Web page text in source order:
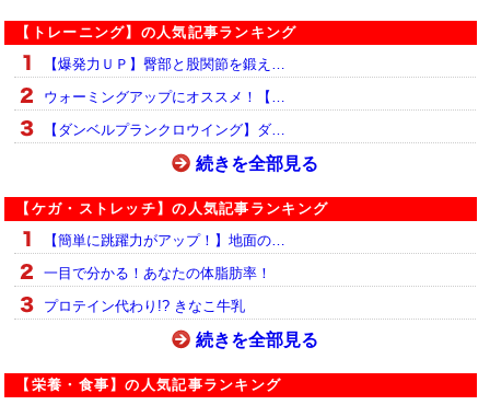
【トレーニング】の人気記事ランキング
【爆発力ＵＰ】臀部と股関節を鍛え…
ウォーミングアップにオススメ！【…
【ダンベルプランクロウイング】ダ…
続きを全部見る
【ケガ・ストレッチ】の人気記事ランキング
【簡単に跳躍力がアップ！】地面の…
一目で分かる！あなたの体脂肪率！
プロテイン代わり!? きなこ牛乳
続きを全部見る
【栄養・食事】の人気記事ランキング